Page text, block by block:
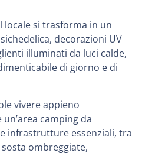
locale si trasforma in un
decorazioni UV
illuminati da luci calde,
di giorno e di
vivere appieno
camping da
infrastrutture essenziali, tra
ombreggiate,